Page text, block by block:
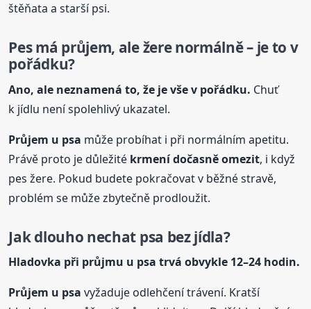
štěňata a starší psi.
Pes má průjem, ale žere normálně – je to v
pořádku?
Ano, ale neznamená to, že je vše v pořádku. Chuť
k jídlu není spolehlivý ukazatel.
Průjem u psa může probíhat i při normálním apetitu.
Právě proto je důležité krmení dočasně omezit, i když
pes žere. Pokud budete pokračovat v běžné stravě,
problém se může zbytečně prodloužit.
Jak dlouho nechat psa bez jídla?
Hladovka při průjmu u psa trvá obvykle 12–24 hodin.
Průjem u psa vyžaduje odlehčení trávení. Kratší